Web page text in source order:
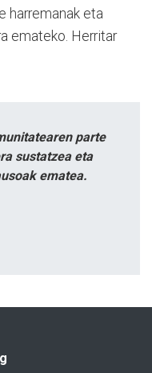
harremanak eta
emateko. Herritar
parte
sustatzea eta
ematea.